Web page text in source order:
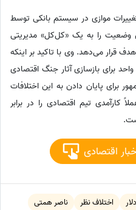
موازی در سیستم بانکی توسط
وضعیت را به یک «کل‌کل» مدیریتی
قرار می‌دهد. وی با تاکید بر اینکه
برای بازسازی آثار جنگ اقتصادی
برای پایان دادن به این اختلافات
کارآمدی تیم اقتصادی را در برابر
اقتصادی
اختلاف نظر
ناصر همتی